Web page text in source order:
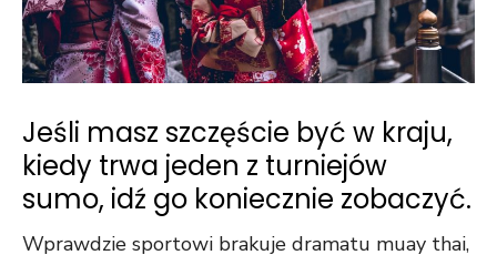
Jeśli masz szczęście być w kraju,
kiedy trwa jeden z turniejów
sumo, idź go koniecznie zobaczyć.
Wprawdzie sportowi brakuje dramatu muay thai,